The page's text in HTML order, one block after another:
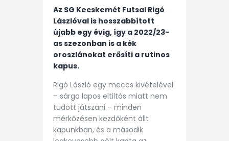
Az SG Kecskemét Futsal Rigó
Lászlóval is hosszabbított
újabb egy évig, így a 2022/23-
as szezonban is a kék
oroszlánokat erősíti a rutinos
kapus.
Rigó László egy meccs kivételével
– sárga lapos eltiltás miatt nem
tudott játszani – minden
mérkőzésen kezdőként állt
kapunkban, és a második